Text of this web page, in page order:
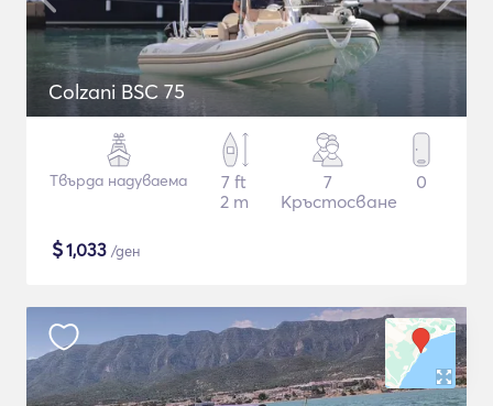
Colzani BSC 75
Твърда надуваема
7 ft
2 m
7
Кръстосване
0
$1,033 /ден